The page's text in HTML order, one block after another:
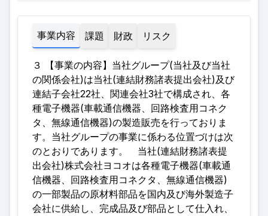
事業内容 課題 財政 リスク
３ 【事業の内容】当社グループ(当社及び当社
の関係会社)は当社(連結財務諸表提出会社)及び
連結子会社22社、関連会社3社で構成され、各
種電子機器(車載通信機器、回路検査用コネク
タ、無線通信機器)の製造販売を行っておりま
す。当社グループの事業に係わる位置づけは次
のとおりであります。 当社(連結財務諸表提
出会社)株式会社ヨコオは各種電子機器(車載通
信機器、回路検査用コネクタ、無線通信機器)
の一部製品の原材料部品を国内及び海外製造子
会社に供給し、完成品及び部品として仕入れ、